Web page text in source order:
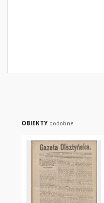
OBIEKTY podobne